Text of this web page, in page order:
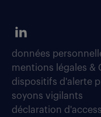
données
mentions légales &
dispositifs d'alerte
soyons vigilants
déclaration